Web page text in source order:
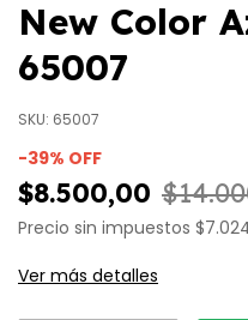
New Color
65007
SKU: 65007
-39% OFF
$8.500,00
Precio sin impuestos
Ver más detalles